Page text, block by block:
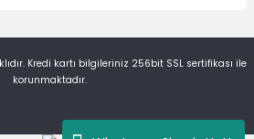
Kredi kartı bilgileriniz 256bit SSL sertifikası ile
korunmaktadır.